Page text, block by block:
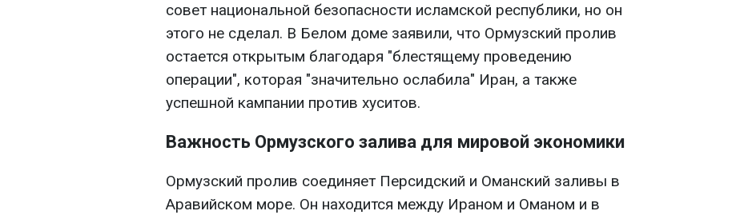
совет национальной безопасности исламской республики, но он
этого не сделал. В Белом доме заявили, что Ормузский пролив
остается открытым благодаря "блестящему проведению
операции", которая "значительно ослабила" Иран, а также
успешной кампании против хуситов.
Важность Ормузского залива для мировой экономики
Ормузский пролив соединяет Персидский и Оманский заливы в
Аравийском море. Он находится между Ираном и Оманом и в